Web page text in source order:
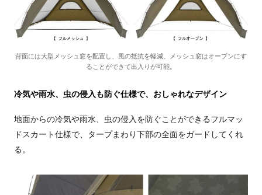
背面には大型メッシュ窓を配置し、風の抵抗を軽減。メッシュ窓はオープンにす
ることができて出入りが可能。
冷気や雨水、虫の侵入も防ぐ仕様で、おしゃれなデザイン
地面からの冷気や雨水、虫の侵入を防ぐことができるフルマッ
ドスカート仕様で、タープまわり下部の全面をガードしてくれ
る。